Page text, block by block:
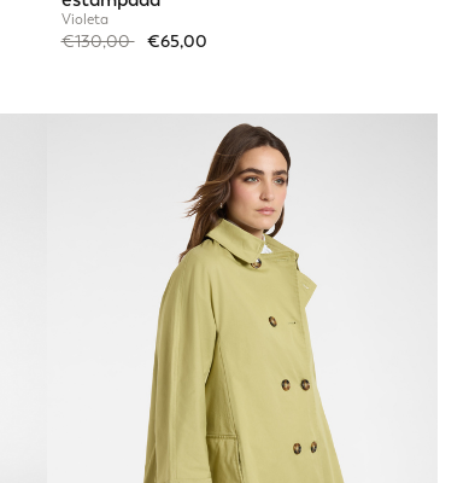
Violeta
Price reduced from
€130,00to€65,00